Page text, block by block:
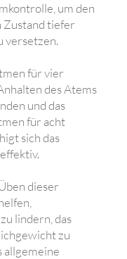
um den
Zustand tiefer
versetzen.
für vier
des Atems
und das
für acht
sich das
dieser
lindern, das
zu
allgemeine